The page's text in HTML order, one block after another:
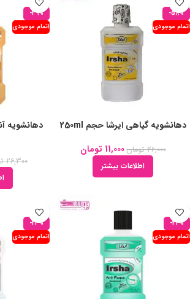
-58%
اتمام موجودی
دهانشویه گیاهی ایرشا حجم 250ml
26,000 تومان 11,000 تومان
اطلاعات بیشتر
-39%
اتمام موجودی
دهانشویه
26,300
-32%
اتمام موجودی
-23%
اتمام موجودی